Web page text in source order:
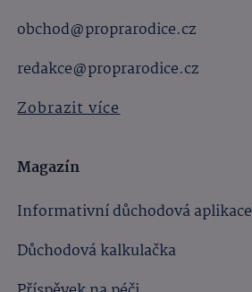
obchod@proprarodice.cz
redakce@proprarodice.cz
Zobrazit více
Magazín
Informativní důchodová aplikace
Důchodová kalkulačka